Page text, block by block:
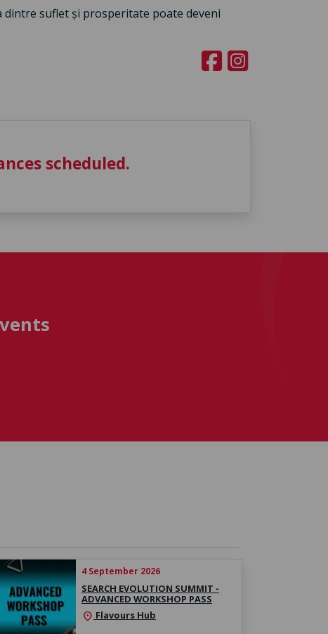
dintre suflet și prosperitate poate deveni
scheduled.
4 September 2026
SEARCH EVOLUTION SUMMIT -
ADVANCED WORKSHOP PASS
location_on Flavours Hub